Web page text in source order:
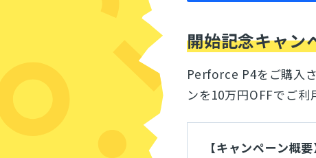
開始記念キャン
Perforce P4をご購入
ンを10万円OFFでご利
【キャンペーン概要